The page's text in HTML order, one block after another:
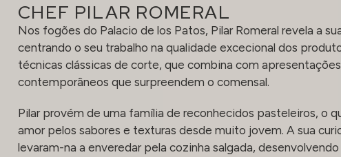
CHEF PILAR ROMERAL
Nos fogões do Palacio de los Patos, Pilar Romeral revela a
centrando o seu trabalho na qualidade excecional dos
técnicas clássicas de corte, que combina com
contemporâneos que surpreendem o comensal.
Pilar provém de uma família de reconhecidos pasteleiros, o
amor pelos sabores e texturas desde muito jovem. A sua
levaram-na a enveredar pela cozinha salgada, desenvolvendo